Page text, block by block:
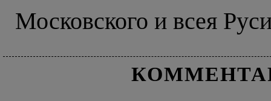
Московского и всея